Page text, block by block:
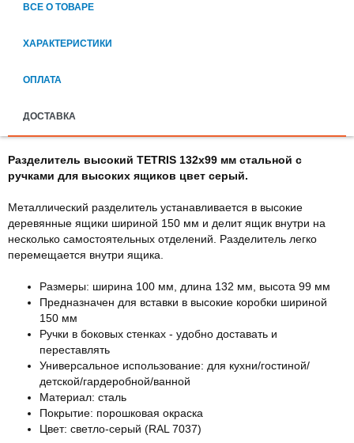
ВСЕ О ТОВАРЕ
ХАРАКТЕРИСТИКИ
ОПЛАТА
ДОСТАВКА
Разделитель высокий TETRIS 132х99 мм стальной с
ручками для высоких ящиков цвет серый.
Металлический разделитель устанавливается в высокие
деревянные ящики шириной 150 мм и делит ящик внутри на
несколько самостоятельных отделений. Разделитель легко
перемещается внутри ящика.
Размеры: ширина 100 мм, длина 132 мм, высота 99 мм
Предназначен для вставки в высокие коробки шириной
150 мм
Ручки в боковых стенках - удобно доставать и
переставлять
Универсальное использование: для кухни/гостиной/
детской/гардеробной/ванной
Материал: сталь
Покрытие: порошковая окраска
Цвет: светло-серый (RAL 7037)